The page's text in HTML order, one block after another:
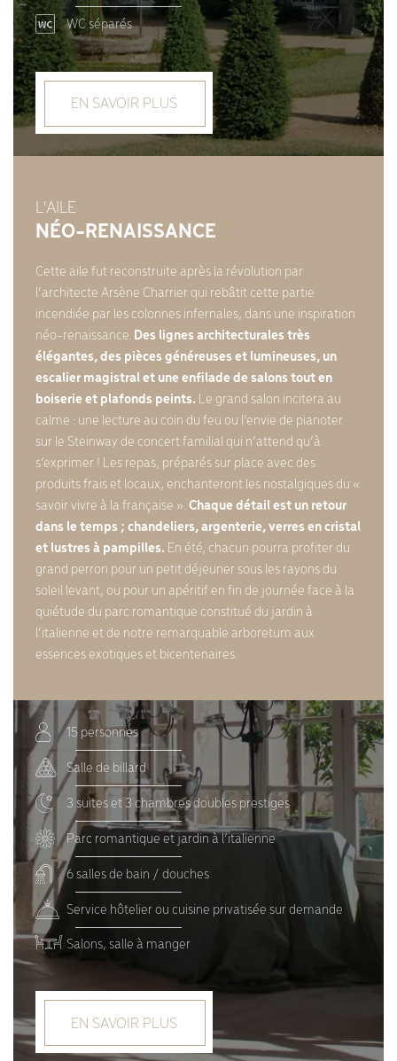
WC séparés
EN SAVOIR PLUS
L'AILE
NÉO-RENAISSANCE
Cette aile fut reconstruite après la révolution par
l’architecte Arsène Charrier qui rebâtit cette partie
incendiée par les colonnes infernales, dans une inspiration
néo-renaissance. Des lignes architecturales très
élégantes, des pièces généreuses et lumineuses, un
escalier magistral et une enfilade de salons tout en
boiserie et plafonds peints. Le grand salon incitera au
calme : une lecture au coin du feu ou l’envie de pianoter
sur le Steinway de concert familial qui n’attend qu’à
s’exprimer ! Les repas, préparés sur place avec des
produits frais et locaux, enchanteront les nostalgiques du «
savoir vivre à la française ». Chaque détail est un retour
dans le temps ; chandeliers, argenterie, verres en cristal
et lustres à pampilles. En été, chacun pourra profiter du
grand perron pour un petit déjeuner sous les rayons du
soleil levant, ou pour un apéritif en fin de journée face à la
quiétude du parc romantique constitué du jardin à
l’italienne et de notre remarquable arboretum aux
essences exotiques et bicentenaires.
15 personnes
Salle de billard
3 suites et 3 chambres doubles prestiges
Parc romantique et jardin à l’italienne
6 salles de bain / douches
Service hôtelier ou cuisine privatisée sur demande
Salons, salle à manger
EN SAVOIR PLUS